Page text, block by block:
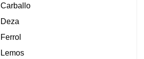
Carballo
Deza
Ferrol
Lemos